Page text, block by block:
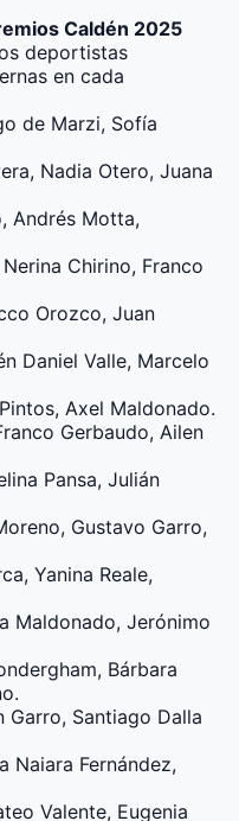
Caldén 2025
deportistas
en cada
de Marzi, Sofía
Nadia Otero, Juana
Andrés Motta,
Chirino, Franco
Orozco, Juan
Daniel Valle, Marcelo
Axel Maldonado.
Gerbaudo, Ailen
Pansa, Julián
Gustavo Garro,
Yanina Reale,
Maldonado, Jerónimo
Bárbara
Garro, Santiago Dalla
Naiara Fernández,
Valente, Eugenia